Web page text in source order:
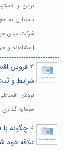
ترین و
دستیابی به
شرکت مبین
| مشاهده و
⭐️ فروش
شرایط و
فروش اقساطی
سرمایه
⭐️ چگونه
علاقه خود